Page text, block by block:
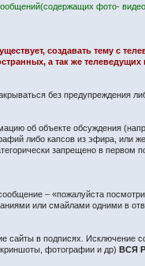
фото-
создавать тему с
а так же
без предупреждения
об объекте обсуждения
либо капсов из эфира, или
запрещено в первом
– «пожалуйста
или смайлами одними в
в подписях. Исключение
фотографии и др) ВСЯ